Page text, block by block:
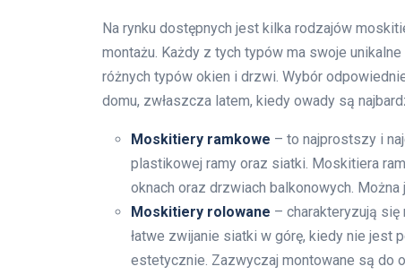
Na rynku dostępnych jest kilka rodzajów
montażu. Każdy z tych typów ma swoje
różnych typów okien i drzwi. Wybór
domu, zwłaszcza latem, kiedy owady są
Moskitiery ramkowe – to najprostszy i
plastikowej ramy oraz siatki. Moskitiera
oknach oraz drzwiach balkonowych.
Moskitiery rolowane – charakteryzują
łatwe zwijanie siatki w górę, kiedy nie jest
estetycznie. Zazwyczaj montowane są do